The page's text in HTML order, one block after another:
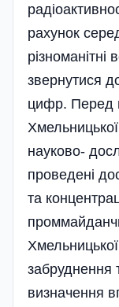
рахунок
звернутися
цифр. Перед
науково-
проведені
та
забруднення
визначення